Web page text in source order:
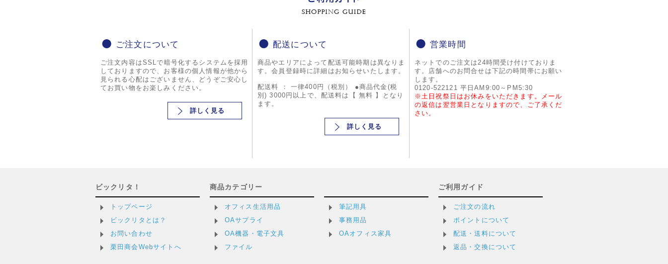
ご注文について
ご注文内容はSSLで暗号化するシステムを採用
しておりますので、お客様の個人情報が他から
見られる心配はございません、どうぞご安心し
てお買い物をお楽しみください。
詳しく見る
配送について
商品やエリアによって配送可能時期は異なりま
す。会員登録時に詳細はお知らせいたします。
配送料 ： 一律400円（税別） ●商品代金(税
別) 3000円以上で、配送料は【 無料 】となり
ます。
詳しく見る
営業時間
ネットでのご注文は24時間受け付けておりま
す。店舗へのお問合せは下記の時間帯にお願い
します。
0120-522121 平日AM9:00～PM5:30
※土日祝祭日はお休みをいただきます。メール
の返信は翌営業日となりますので、ご了承くだ
さい。
ビックリタ！
トップページ
ビックリタとは？
お問い合わせ
栗田商会Webサイトへ
商品カテゴリー
オフィス生活用品
OAサプライ
OA機器・電子文具
ファイル
筆記用具
事務用品
OAオフィス家具
ご利用ガイド
ご注文の流れ
ポイントについて
配送・送料について
返品・交換について